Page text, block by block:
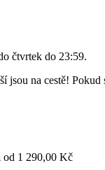
čtvrtek do 23:59.
jsou na cestě!
od 1 290,00 Kč